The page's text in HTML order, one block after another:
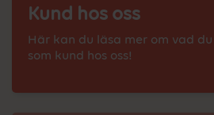
Kund hos oss
Här kan du läsa mer om vad
som kund hos oss!